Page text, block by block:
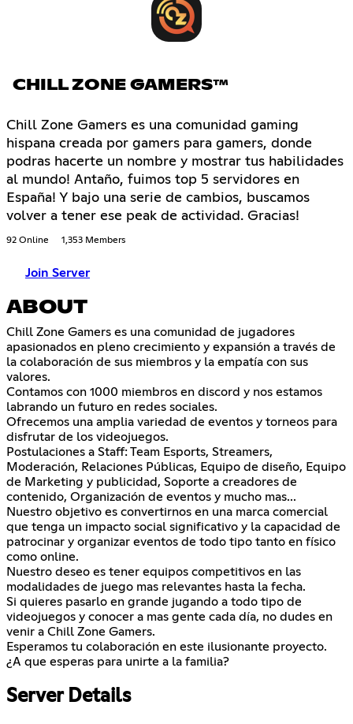
CHILL ZONE GAMERS™
Chill Zone Gamers es una comunidad gaming
hispana creada por gamers para gamers, donde
podras hacerte un nombre y mostrar tus habilidades
al mundo! Antaño, fuimos top 5 servidores en
España! Y bajo una serie de cambios, buscamos
volver a tener ese peak de actividad. Gracias!
92 Online 1,353 Members
Join Server
ABOUT
Chill Zone Gamers es una comunidad de jugadores
apasionados en pleno crecimiento y expansión a través de
la colaboración de sus miembros y la empatía con sus
valores.
Contamos con 1000 miembros en discord y nos estamos
labrando un futuro en redes sociales.
Ofrecemos una amplia variedad de eventos y torneos para
disfrutar de los videojuegos.
Postulaciones a Staff: Team Esports, Streamers,
Moderación, Relaciones Públicas, Equipo de diseño, Equipo
de Marketing y publicidad, Soporte a creadores de
contenido, Organización de eventos y mucho mas...
Nuestro objetivo es convertirnos en una marca comercial
que tenga un impacto social significativo y la capacidad de
patrocinar y organizar eventos de todo tipo tanto en físico
como online.
Nuestro deseo es tener equipos competitivos en las
modalidades de juego mas relevantes hasta la fecha.
Si quieres pasarlo en grande jugando a todo tipo de
videojuegos y conocer a mas gente cada día, no dudes en
venir a Chill Zone Gamers.
Esperamos tu colaboración en este ilusionante proyecto.
¿A que esperas para unirte a la familia?
Server Details